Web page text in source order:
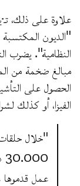
علاوة على ذلك،
"الديون المكتسبة
النظامية". يضرب
مبالغ ضخمة من
الحصول على
الفيزا، أو كذلك
"خلال
عمل قدموها